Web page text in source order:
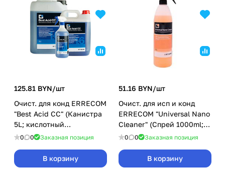
125.81 BYN/шт
Очист. для конд ERRECOM
"Best Acid CC" (Канистра
5L; кислотный
концентрат 1:6)
0 0 Заказная позиция
В корзину
51.16 BYN/шт
Очист. для исп и конд
ERRECOM "Universal Nano
Cleaner" (Спрей 1000ml;
щелочной р-р, гот к прим)
0 0 Заказная позиция
В корзину